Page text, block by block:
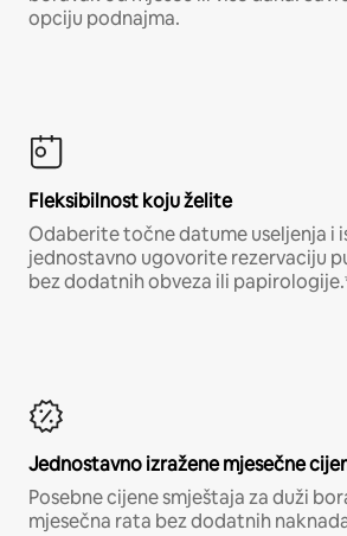
opciju podnajma.
Fleksibilnost koju želite
Odaberite točne datume useljenja i
jednostavno ugovorite rezervaciju
bez dodatnih obveza ili
Jednostavno izražene mjesečne
Posebne cijene smještaja za duži
mjesečna rata bez dodatnih